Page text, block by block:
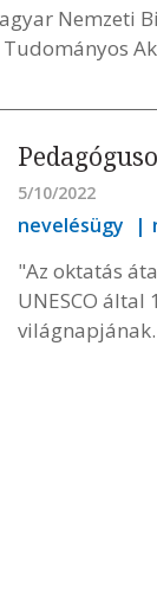
5/10/2022
nevelésügy
"Az oktatás
UNESCO
világnapjának.